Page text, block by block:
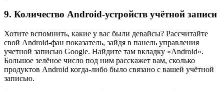
9. Количество Android-устройств учётной записи
Хотите вспомнить, какие у вас были девайсы? Рассчитайте
свой Android-фан показатель, зайдя в панель управления
учетной записью Google. Найдите там вкладку «Android».
Большое зелёное число под ним расскажет вам, сколько
продуктов Android когда-либо было связано с вашей учётной
записью.